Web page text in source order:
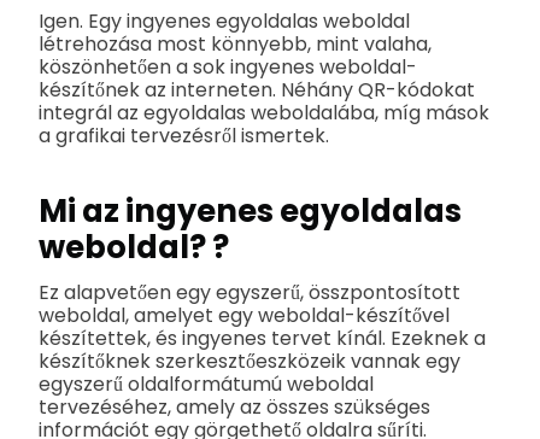
Igen. Egy ingyenes egyoldalas weboldal
létrehozása most könnyebb, mint valaha,
köszönhetően a sok ingyenes weboldal-
készítőnek az interneten. Néhány QR-kódokat
integrál az egyoldalas weboldalába, míg mások
a grafikai tervezésről ismertek.
Mi az ingyenes egyoldalas
weboldal??
Ez alapvetően egy egyszerű, összpontosított
weboldal, amelyet egy weboldal-készítővel
készítettek, és ingyenes tervet kínál. Ezeknek a
készítőknek szerkesztőeszközeik vannak egy
egyszerű oldalformátumú weboldal
tervezéséhez, amely az összes szükséges
információt egy görgethető oldalra sűríti.